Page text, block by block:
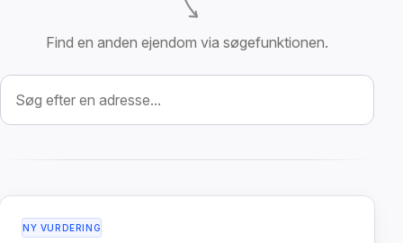
Find en anden ejendom via søgefunktionen.
Søg efter ejendom
NY VURDERING